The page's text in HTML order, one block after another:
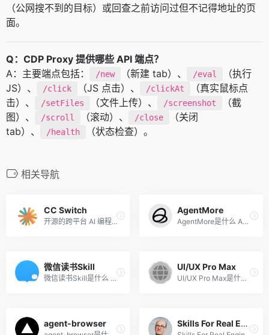
（公网搜不到的目标）或回查之前访问过但不记得地址的页
面。
Q：CDP Proxy 提供哪些 API 端点？
A：主要端点包括：
/new （新建 tab）、 /eval
（执行
JS）、
/click （JS 点击）、 /clickAt
（真实鼠标点
击）、
/setFiles （文件上传）、 /screenshot
（截
图）、
/scroll （滚动）、 /close
（关闭
tab）、
/health （状态检查）。
相关导航
CC Switch
开源的跨平台 AI 编程配置管...
AgentMore
AgentMore是什么 AgentMore ...
微信读书Skill
微信读书Skill是什么 微信读...
UI/UX Pro Max
UI/UX Pro Max是什么 UI UX P...
agent-browser Skills For Real Engineers